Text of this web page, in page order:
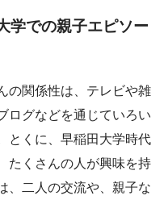
学での親子エピソー
の関係性は、テレビや雑
ログなどを通じていろい
とくに、早稲田大学時代
たくさんの人が興味を持
、二人の交流や、親子な